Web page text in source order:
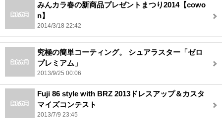
みんカラ春の新商品プレゼントまつり2014【cowo
n】
2014/3/18 22:42
究極の簡単コーティング。 シュアラスター「ゼロ
プレミアム」
2013/9/25 00:06
Fuji 86 style with BRZ 2013ドレスアップ＆カスタ
マイズコンテスト
2013/7/9 23:45